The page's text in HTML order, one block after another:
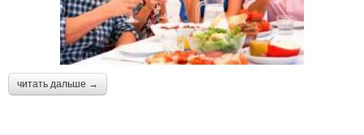
читать дальше →